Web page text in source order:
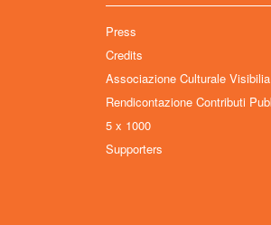
Press
Credits
Associazione Culturale
Rendicontazione Contributi
5 x 1000
Supporters